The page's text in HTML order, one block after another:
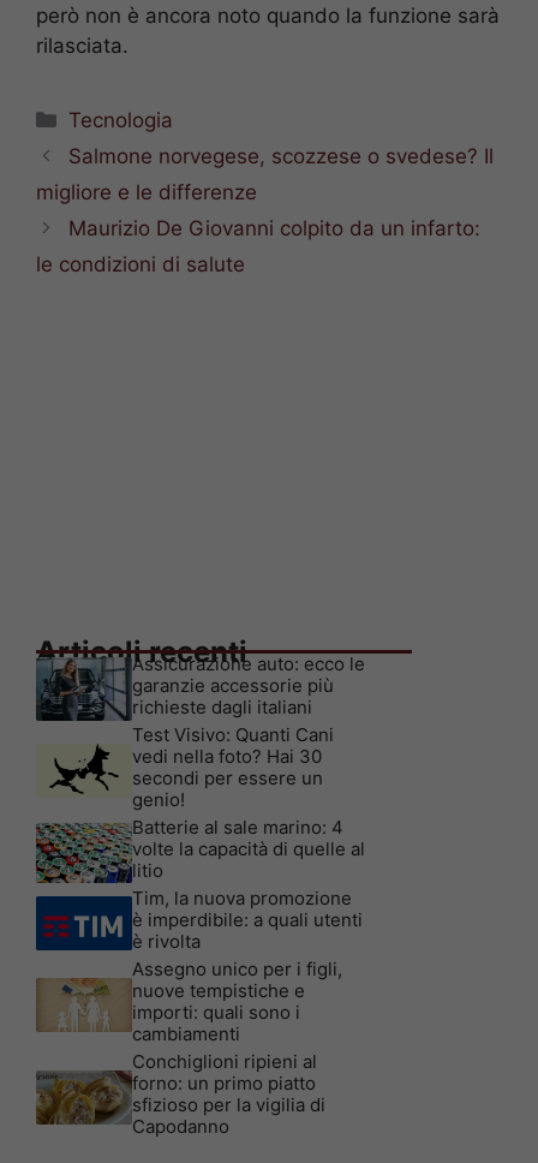
però non è ancora noto quando la funzione sarà
rilasciata.
Categorie
Tecnologia
Salmone norvegese, scozzese o svedese? Il
migliore e le differenze
Maurizio De Giovanni colpito da un infarto:
le condizioni di salute
Articoli recenti
Assicurazione auto: ecco le
garanzie accessorie più
richieste dagli italiani
Test Visivo: Quanti Cani
vedi nella foto? Hai 30
secondi per essere un
genio!
Batterie al sale marino: 4
volte la capacità di quelle al
litio
Tim, la nuova promozione
è imperdibile: a quali utenti
è rivolta
Assegno unico per i figli,
nuove tempistiche e
importi: quali sono i
cambiamenti
Conchiglioni ripieni al
forno: un primo piatto
sfizioso per la vigilia di
Capodanno